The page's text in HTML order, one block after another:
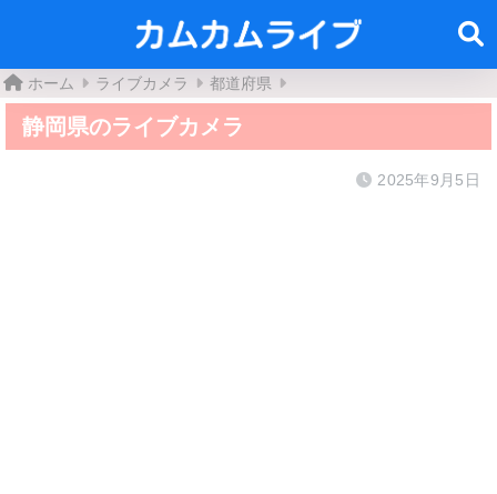
ホーム ライブカメラ 都道府県
静岡県のライブカメラ
2025年9月5日